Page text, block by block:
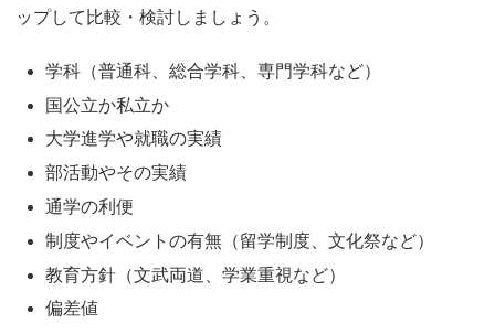
ップして比較・検討しましょう。
学科（普通科、総合学科、専門学科など）
国公立か私立か
大学進学や就職の実績
部活動やその実績
通学の利便
制度やイベントの有無（留学制度、文化祭など）
教育方針（文武両道、学業重視など）
偏差値